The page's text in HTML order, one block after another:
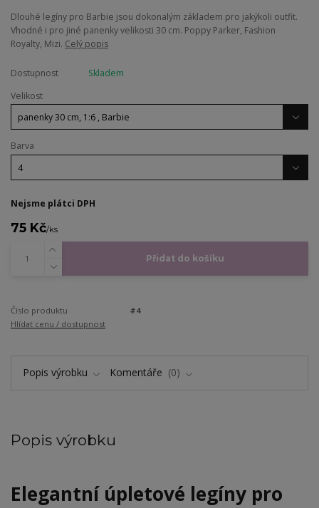
Dlouhé legíny pro Barbie jsou dokonalým základem pro jakýkoli outfit.
Vhodné i pro jiné panenky velikosti 30 cm. Poppy Parker, Fashion
Royalty, Mizi. Celý popis
Dostupnost
Skladem
Velikost
Barva
Nejsme plátci DPH
75 Kč/ks
Přidat do košíku
Číslo produktu
#4
Hlídat cenu / dostupnost
Popis výrobku Komentáře 0
Popis výrobku
Elegantní úpletové legíny pro